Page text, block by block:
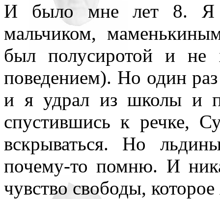
И было мне лет 8. Я
мальчиком,
был полусиротой и не
поведением). Но один
и я удрал из школы и
спустившись к речке,
вскрываться. Но
почему-то помню. И
чувство свободы,